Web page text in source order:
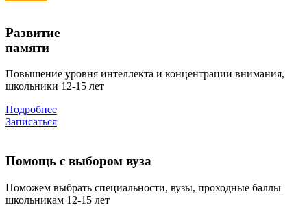
Развитие
памяти
Повышение уровня интеллекта и концентрации внимания,
школьники 12-15 лет
Подробнее
Записаться
Помощь с выбором вуза
Поможем выбрать специальности, вузы, проходные баллы
школьникам 12-15 лет